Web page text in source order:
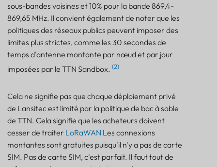
sous-bandes voisines et 10% pour la bande 869,4-
869,65 MHz. Il convient également de noter que les
politiques des réseaux publics peuvent imposer des
limites plus strictes, comme les 30 secondes de
temps d'antenne montante par nœud et par jour
imposées par le TTN Sandbox. (2)
Cela ne signifie pas que chaque déploiement privé
de Lansitec est limité par la politique de bac à sable
de TTN. Cela signifie que les acheteurs doivent
cesser de traiter LoRaWAN Les connexions
montantes sont gratuites puisqu'il n'y a pas de carte
SIM. Pas de carte SIM, c'est parfait. Il faut tout de